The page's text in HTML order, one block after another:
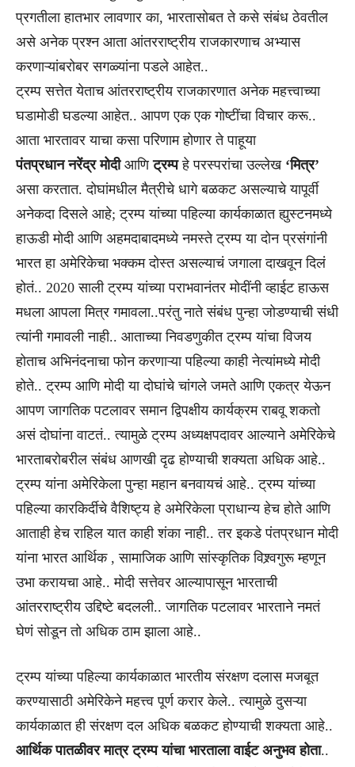
प्रगतीला हातभार लावणार का, भारतासोबत ते कसे संबंध ठेवतील
असे अनेक प्रश्न आता आंतरराष्ट्रीय राजकारणाच अभ्यास
करणाऱ्यांबरोबर सगळ्यांना पडले आहेत..
ट्रम्प सत्तेत येताच आंतरराष्ट्रीय राजकारणात अनेक महत्त्वाच्या
घडामोडी घडल्या आहेत.. आपण एक एक गोष्टींचा विचार करू..
आता भारतावर याचा कसा परिणाम होणार ते पाहूया
पंतप्रधान नरेंद्र मोदी आणिट्रम्पहे परस्परांचा उल्लेख ‘मित्र’
असा करतात. दोघांमधील मैत्रीचे धागे बळकट असल्याचे यापूर्वी
अनेकदा दिसले आहे; ट्रम्प यांच्या पहिल्या कार्यकाळात ह्युस्टनमध्ये
हाऊडी मोदी आणि अहमदाबादमध्ये नमस्ते ट्रम्प या दोन प्रसंगांनी
भारत हा अमेरिकेचा भक्कम दोस्त असल्याचं जगाला दाखवून दिलं
होतं.. 2020 साली ट्रम्प यांच्या पराभवानंतर मोदींनी व्हाईट हाऊस
मधला आपला मित्र गमावला..परंतु नाते संबंध पुन्हा जोडण्याची संधी
त्यांनी गमावली नाही.. आताच्या निवडणुकीत ट्रम्प यांचा विजय
होताच अभिनंदनाचा फोन करणाऱ्या पहिल्या काही नेत्यांमध्ये मोदी
होते.. ट्रम्प आणि मोदी या दोघांचे चांगले जमते आणि एकत्र येऊन
आपण जागतिक पटलावर समान द्विपक्षीय कार्यक्रम राबवू शकतो
असं दोघांना वाटतं.. त्यामुळे ट्रम्प अध्यक्षपदावर आल्याने अमेरिकेचे
भारताबरोबरील संबंध आणखी दृढ होण्याची शक्यता अधिक आहे..
ट्रम्प यांना अमेरिकेला पुन्हा महान बनवायचं आहे.. ट्रम्प यांच्या
पहिल्या कारकिर्दीचे वैशिष्ट्य हे अमेरिकेला प्राधान्य हेच होते आणि
आताही हेच राहिल यात काही शंका नाही.. तर इकडे पंतप्रधान मोदी
यांना भारत आर्थिक , सामाजिक आणि सांस्कृतिक विश्र्वगुरू म्हणून
उभा करायचा आहे.. मोदी सत्तेवर आल्यापासून भारताची
आंतरराष्ट्रीय उद्दिष्टे बदलली.. जागतिक पटलावर भारताने नमतं
घेणं सोडून तो अधिक ठाम झाला आहे..
ट्रम्प यांच्या पहिल्या कार्यकाळात भारतीय संरक्षण दलास मजबूत
करण्यासाठी अमेरिकेने महत्त्व पूर्ण करार केले.. त्यामुळे दुसऱ्या
कार्यकाळात ही संरक्षण दल अधिक बळकट होण्याची शक्यता आहे..
आर्थिक पातळीवर मात्र ट्रम्प यांचा भारताला वाईट अनुभव होता..